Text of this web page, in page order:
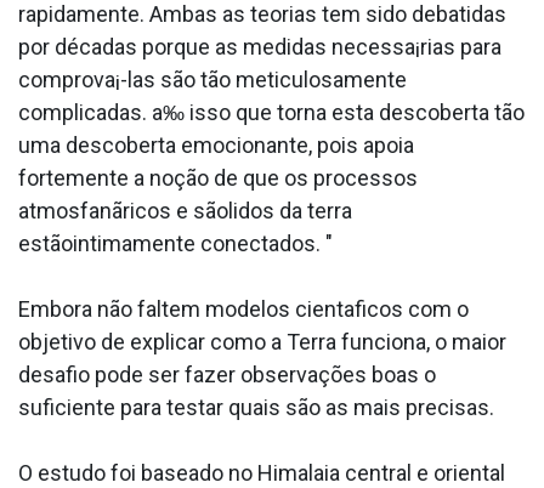
rapidamente. Ambas as teorias tem sido debatidas
por décadas porque as medidas necessa¡rias para
comprova¡-las são tão meticulosamente
complicadas. a‰ isso que torna esta descoberta tão
uma descoberta emocionante, pois apoia
fortemente a noção de que os processos
atmosfanãricos e sãolidos da terra
estãointimamente conectados. "
Embora não faltem modelos cienta­ficos com o
objetivo de explicar como a Terra funciona, o maior
desafio pode ser fazer observações boas o
suficiente para testar quais são as mais precisas.
O estudo foi baseado no Himalaia central e oriental